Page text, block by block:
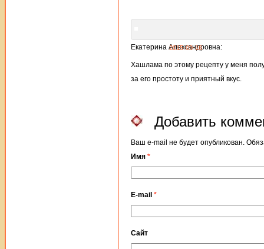
Екатерина Александровна:
2015-09-16
Хашлама по этому рецепту у меня
за его простоту и приятный вкус.
Добавить
Ваш e-mail не будет опубликован.
Имя *
E-mail *
Сайт